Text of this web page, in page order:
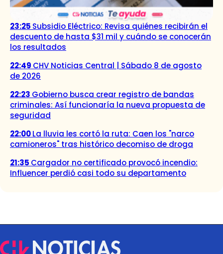
23:25 Subsidio Eléctrico: Revisa quiénes recibirán el
descuento de hasta $31 mil y cuándo se conocerán
los resultados
22:49 CHV Noticias Central | Sábado 8 de agosto
de 2026
22:23 Gobierno busca crear registro de bandas
criminales: Así funcionaría la nueva propuesta de
seguridad
22:00La lluvia les cortó la ruta: Caen los "narco
camioneros" tras histórico decomiso de droga
21:35 Cargador no certificado provocó incendio:
Influencer perdió casi todo su departamento